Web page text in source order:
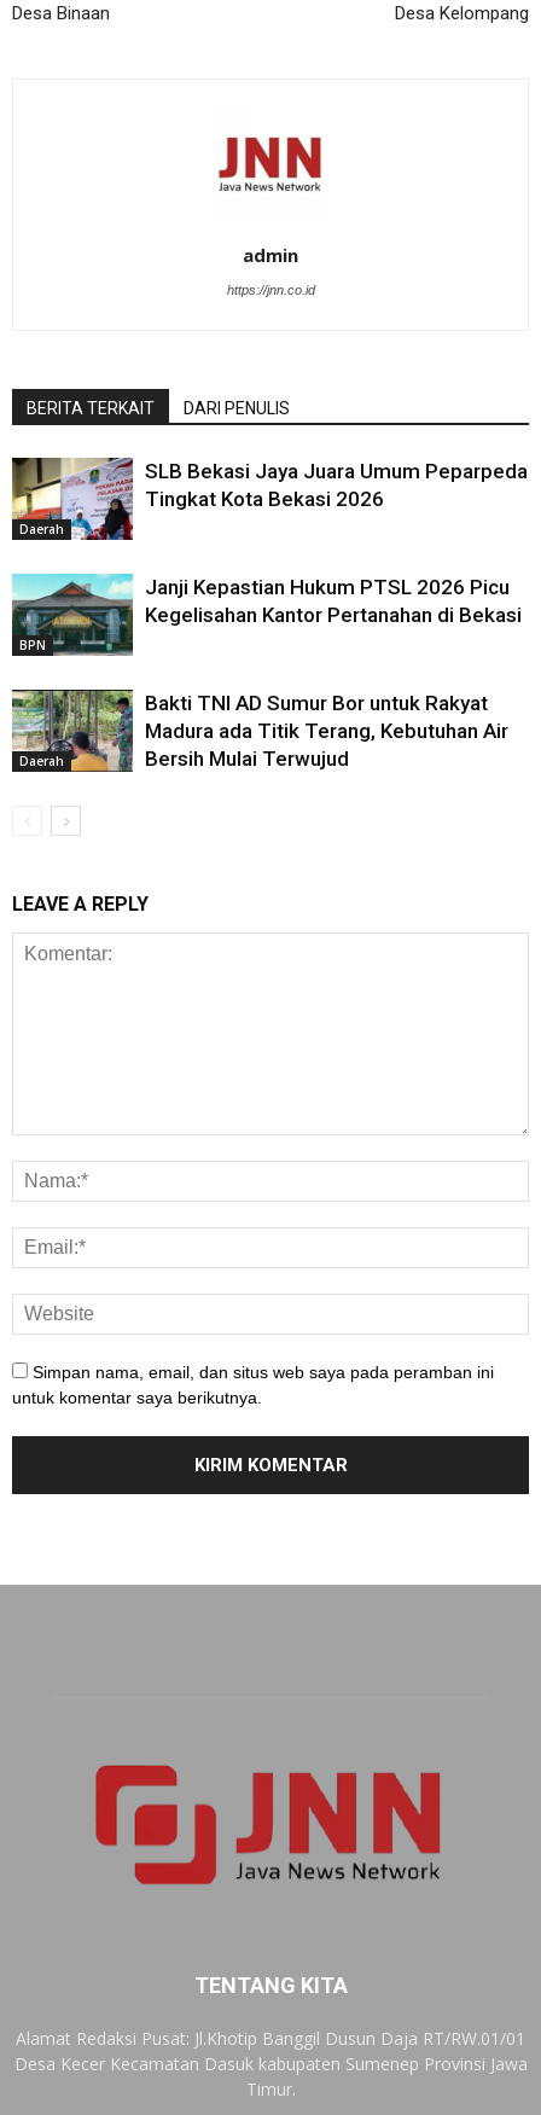
Desa Binaan
Desa Kelompang
admin
https://jnn.co.id
BERITA TERKAIT DARI PENULIS
Daerah
SLB Bekasi Jaya Juara Umum Peparpeda
Tingkat Kota Bekasi 2026
BPN
Janji Kepastian Hukum PTSL 2026 Picu
Kegelisahan Kantor Pertanahan di Bekasi
Daerah
Bakti TNI AD Sumur Bor untuk Rakyat
Madura ada Titik Terang, Kebutuhan Air
Bersih Mulai Terwujud
LEAVE A REPLY
Simpan nama, email, dan situs web saya pada peramban ini
untuk komentar saya berikutnya.
TENTANG KITA
Alamat Redaksi Pusat: Jl.Khotip Banggil Dusun Daja RT/RW.01/01
Desa Kecer Kecamatan Dasuk kabupaten Sumenep Provinsi Jawa
Timur.